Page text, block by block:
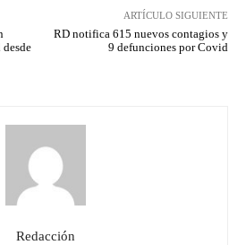
ARTÍCULO SIGUIENTE
RD notifica 615 nuevos contagios y
9 defunciones por Covid
Redacción